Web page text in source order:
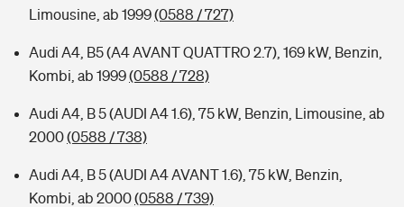
Limousine, ab 1999(0588 / 727)
Audi A4, B5 (A4 AVANT QUATTRO 2.7), 169 kW, Benzin,
Kombi, ab 1999(0588 / 728)
Audi A4, B 5 (AUDI A4 1.6), 75 kW, Benzin, Limousine, ab
2000(0588 / 738)
Audi A4, B 5 (AUDI A4 AVANT 1.6), 75 kW, Benzin,
Kombi, ab 2000(0588 / 739)